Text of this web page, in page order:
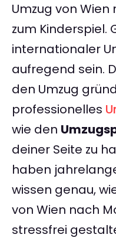
Umzug von
zum Kinderspiel.
internationaler
aufregend sein.
den Umzug
professionelles
wie den
deiner Seite zu
haben
wissen genau,
von Wien nach
stressfrei